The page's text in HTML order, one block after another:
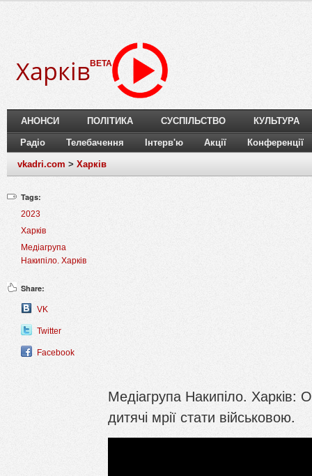
ХарківBETA
АНОНСИ ПОЛІТИКА СУСПІЛЬСТВО КУЛЬТУРА
Радіо Телебачення Інтерв'ю Акції Конференції
vkadri.com > Харків
Tags:
2023
Харків
Медіагрупа
Накипіло. Харків
Share:
VK
Twitter
Facebook
Медіагрупа Накипіло. Харків:
дитячі мрії стати військовою.